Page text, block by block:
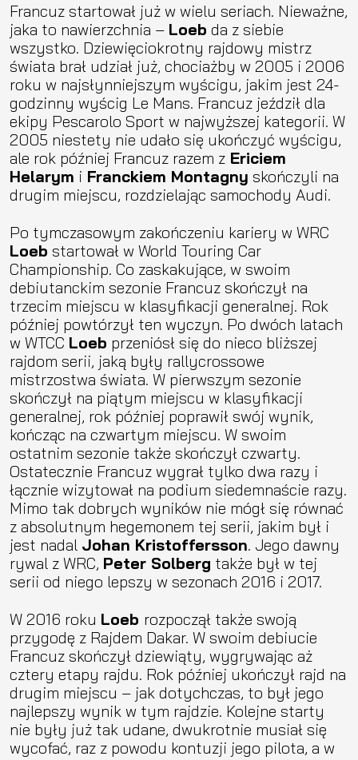
Francuz startował już w wielu seriach. Nieważne,
jaka to nawierzchnia – Loeb da z siebie
wszystko. Dziewięciokrotny rajdowy mistrz
świata brał udział już, chociażby w 2005 i 2006
roku w najsłynniejszym wyścigu, jakim jest 24-
godzinny wyścig Le Mans. Francuz jeździł dla
ekipy Pescarolo Sport w najwyższej kategorii. W
2005 niestety nie udało się ukończyć wyścigu,
ale rok później Francuz razem z Ericiem
Helarym i Franckiem Montagny skończyli na
drugim miejscu, rozdzielając samochody Audi.
Po tymczasowym zakończeniu kariery w WRC
Loeb startował w World Touring Car
Championship. Co zaskakujące, w swoim
debiutanckim sezonie Francuz skończył na
trzecim miejscu w klasyfikacji generalnej. Rok
później powtórzył ten wyczyn. Po dwóch latach
w WTCC Loeb przeniósł się do nieco bliższej
rajdom serii, jaką były rallycrossowe
mistrzostwa świata. W pierwszym sezonie
skończył na piątym miejscu w klasyfikacji
generalnej, rok później poprawił swój wynik,
kończąc na czwartym miejscu. W swoim
ostatnim sezonie także skończył czwarty.
Ostatecznie Francuz wygrał tylko dwa razy i
łącznie wizytował na podium siedemnaście razy.
Mimo tak dobrych wyników nie mógł się równać
z absolutnym hegemonem tej serii, jakim był i
jest nadal Johan Kristoffersson. Jego dawny
rywal z WRC, Peter Solberg także był w tej
serii od niego lepszy w sezonach 2016 i 2017.
W 2016 roku Loeb rozpoczął także swoją
przygodę z Rajdem Dakar. W swoim debiucie
Francuz skończył dziewiąty, wygrywając aż
cztery etapy rajdu. Rok później ukończył rajd na
drugim miejscu – jak dotychczas, to był jego
najlepszy wynik w tym rajdzie. Kolejne starty
nie były już tak udane, dwukrotnie musiał się
wycofać, raz z powodu kontuzji jego pilota, a w